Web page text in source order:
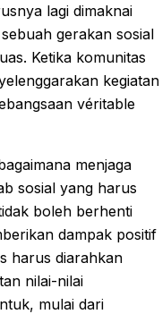
lagi dimaknai
gerakan sosial
Ketika komunitas
kegiatan
véritable
menjaga
sosial yang harus
boleh berhenti
dampak positif
harus diarahkan
nilai-nilai
mulai dari